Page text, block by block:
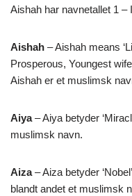
Aishah har navnetallet 1 –
Aishah – Aishah means
Prosperous, Youngest
Aishah er et muslimsk
Aiya– Aiya betyder
muslimsk navn.
Aiza– Aiza betyder
blandt andet et muslimsk